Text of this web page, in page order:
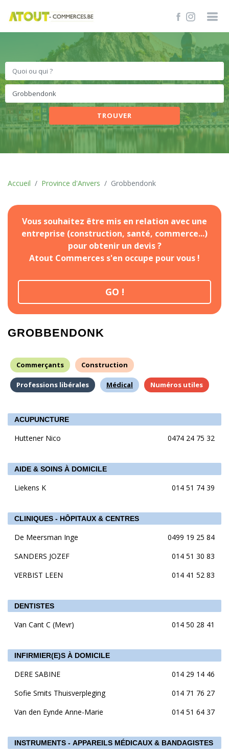
TROUVER
Accueil Province d'Anvers Grobbendonk
Vous souhaitez être mis en relation avec une
entreprise (construction, santé, commerce...)
pour obtenir un devis ?
Atout Commerces s'en occupe pour vous !
GO !
GROBBENDONK
Commerçants Construction
Professions libérales Médical Numéros utiles
ACUPUNCTURE
Huttener Nico 0474 24 75 32
AIDE & SOINS À DOMICILE
Liekens K 014 51 74 39
CLINIQUES - HÔPITAUX & CENTRES
De Meersman Inge
0499 19 25 84
SANDERS JOZEF
014 51 30 83
VERBIST LEEN
014 41 52 83
DENTISTES
Van Cant C (Mevr) 014 50 28 41
INFIRMIER(E)S À DOMICILE
DERE SABINE
014 29 14 46
Sofie Smits Thuisverpleging
014 71 76 27
Van den Eynde Anne-Marie
014 51 64 37
INSTRUMENTS - APPAREILS MÉDICAUX & BANDAGISTES